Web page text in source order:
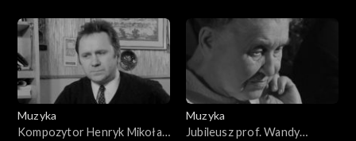
Muzyka
Kompozytor Henryk Mikołaj
Muzyka
Jubileusz prof. Wandy